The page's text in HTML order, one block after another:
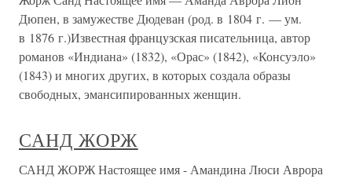
Дюпен, в замужестве Дюдеван (род. в 1804 г. — ум.
в 1876 г.)Известная французская писательница, автор
романов «Индиана» (1832), «Орас» (1842), «Консуэло»
(1843) и многих других, в которых создала образы
свободных, эмансипированных женщин.
САНД ЖОРЖ
САНД ЖОРЖ Настоящее имя - Амандина Люси Аврора